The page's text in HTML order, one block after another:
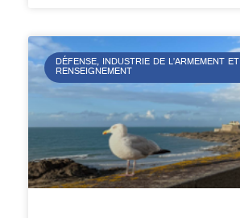
DÉFENSE, INDUSTRIE DE L’ARMEMENT ET
RENSEIGNEMENT